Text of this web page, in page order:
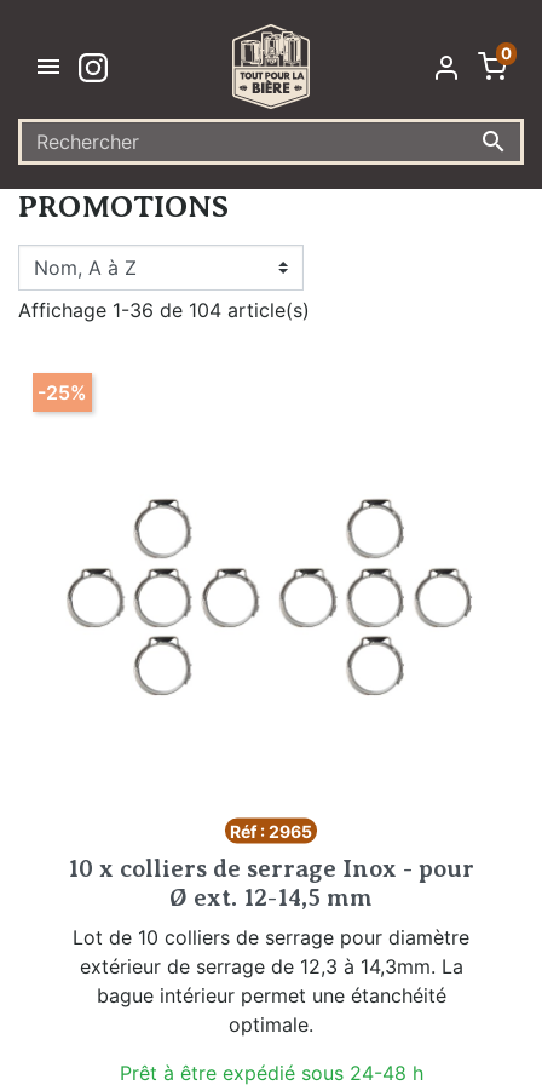


0
PROMOTIONS
Affichage 1-36 de 104 article(s)
Réf : 2965
10 x colliers de serrage Inox - pour
Ø ext. 12-14,5 mm
Lot de 10 colliers de serrage pour diamètre
extérieur de serrage de 12,3 à 14,3mm. La
bague intérieur permet une étanchéité
optimale.
Prêt à être expédié sous 24-48 h
-25%